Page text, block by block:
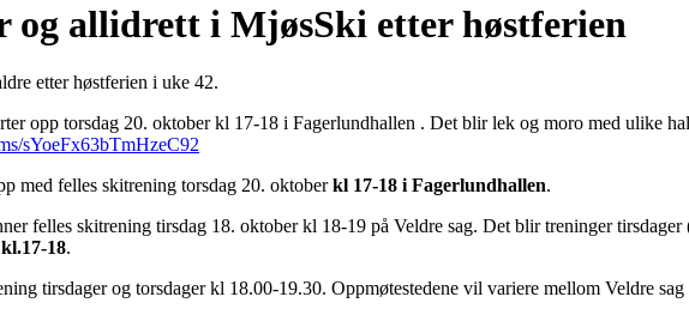
og allidrett i MjøsSki etter høstferien
etter høstferien i uke 42.
opp torsdag 20. oktober kl 17-18 i Fagerlundhallen . Det blir lek og moro med ulike
sYoeFx63bTmHzeC92
med felles skitrening torsdag 20. oktoberkl 17-18 i Fagerlundhallen.
felles skitrening tirsdag 18. oktober kl 18-19 på Veldre sag. Det blir treninger tirsdager
kl.17-18.
tirsdager og torsdager kl 18.00-19.30. Oppmøtestedene vil variere mellom Veldre sag